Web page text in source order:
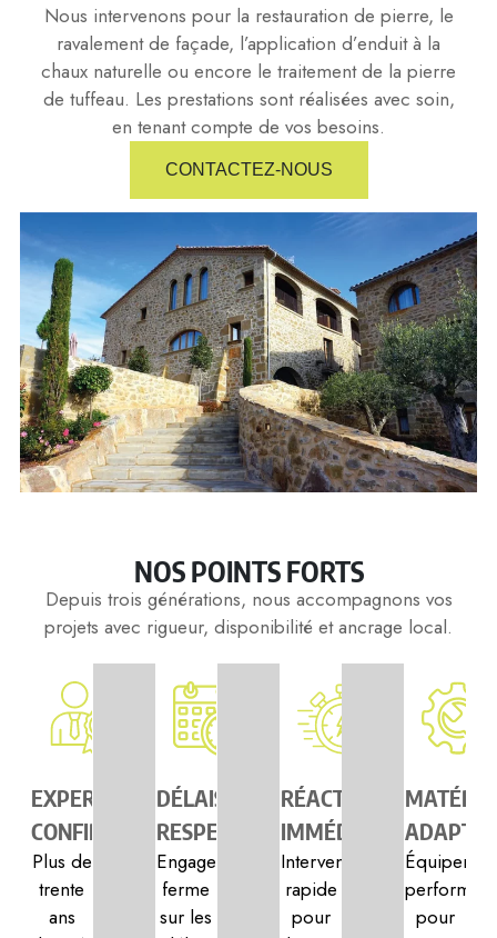
Nous intervenons pour la restauration de pierre, le
ravalement de façade, l’application d’enduit à la
chaux naturelle ou encore le traitement de la pierre
de tuffeau. Les prestations sont réalisées avec soin,
en tenant compte de vos besoins.
CONTACTEZ-NOUS
NOS POINTS FORTS
Depuis trois générations, nous accompagnons vos
projets avec rigueur, disponibilité et ancrage local.
EXPERTISE
CONFIRMÉE
Plus de
trente
ans
DÉLAIS
RESPECTÉS
Engagement
ferme
sur les
RÉACTIVITÉ
IMMÉDIATE
Intervention
rapide
pour
ADAPTÉ
pour